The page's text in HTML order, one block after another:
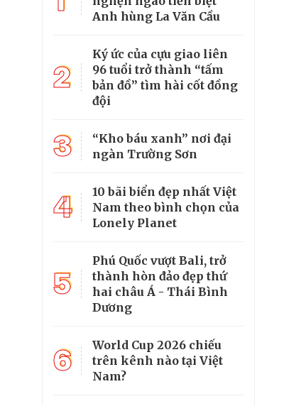
Anh hùng La Văn Cầu
2
Ký ức của cựu giao liên
96 tuổi trở thành “tấm
bản đồ” tìm hài cốt đồng
đội
3
“Kho báu xanh” nơi đại
ngàn Trường Sơn
4
10 bãi biển đẹp nhất Việt
Nam theo bình chọn của
Lonely Planet
5
Phú Quốc vượt Bali, trở
thành hòn đảo đẹp thứ
hai châu Á - Thái Bình
Dương
6
World Cup 2026 chiếu
trên kênh nào tại Việt
Nam?